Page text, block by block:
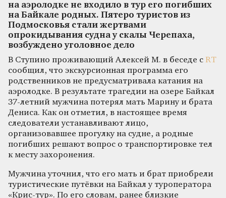
на аэролодке не входило в тур его погибших
на Байкале родных. Пятеро туристов из
Подмосковья стали жертвами
опрокидывания судна у скалы Черепаха,
возбуждено уголовное дело
В Ступино проживающий Алексей М. в беседе с RT
сообщил, что экскурсионная программа его
родственников не предусматривала катания на
аэролодке. В результате трагедии на озере Байкал
37-летний мужчина потерял мать Марину и брата
Дениса. Как он отметил, в настоящее время
следователи устанавливают лицо,
организовавшее прогулку на судне, а родные
погибших решают вопрос о транспортировке тел
к месту захоронения.
Мужчина уточнил, что его мать и брат приобрели
туристические путёвки на Байкал у туроператора
«Крис-тур». По его словам, ранее близкие